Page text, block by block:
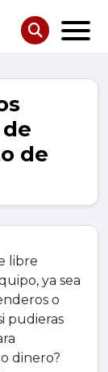
de
libre
ya sea
o
pudieras
dinero?